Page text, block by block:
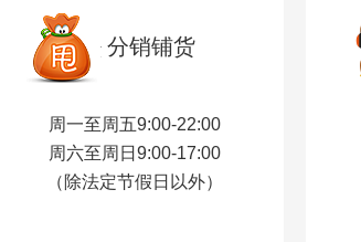
分销铺货
周一至周五9:00-22:00
周六至周日9:00-17:00
（除法定节假日以外）